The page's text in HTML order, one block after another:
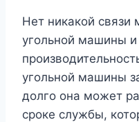
Нет никакой связи
угольной машины и
угольной машины
долго она может
сроке службы,